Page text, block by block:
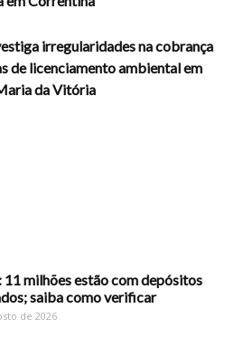
irregularidades na cobrança
de licenciamento ambiental em
da Vitória
11 milhões estão com depósitos
saiba como verificar
de 2026